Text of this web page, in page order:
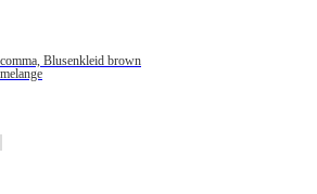
comma, Blusenkleid brown
melange